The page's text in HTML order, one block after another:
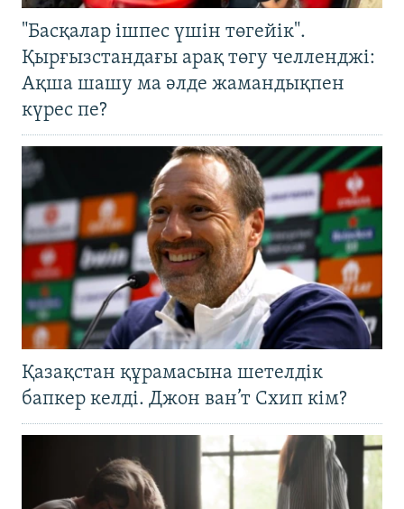
"Басқалар ішпес үшін төгейік".
Қырғызстандағы арақ төгу челленджі:
Ақша шашу ма әлде жамандықпен
күрес пе?
Қазақстан құрамасына шетелдік
бапкер келді. Джон ван’т Схип кім?